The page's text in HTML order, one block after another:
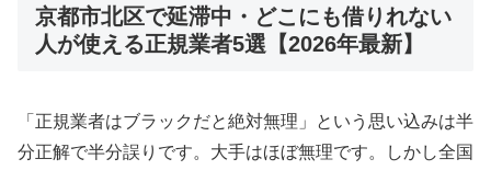
京都市北区で延滞中・どこにも借りれない
人が使える正規業者5選【2026年最新】
「正規業者はブラックだと絶対無理」という思い込みは半
分正解で半分誤りです。大手はほぼ無理です。しかし全国